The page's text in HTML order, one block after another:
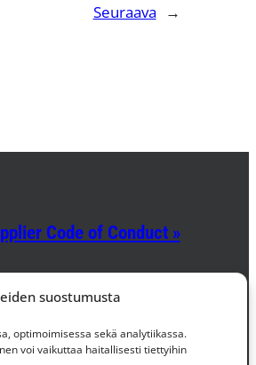
suostumusta
optimoimisessa sekä analytiikassa.
voi vaikuttaa haitallisesti tiettyihin
Seuraava →
Code of Conduct »
Facebook Instagram